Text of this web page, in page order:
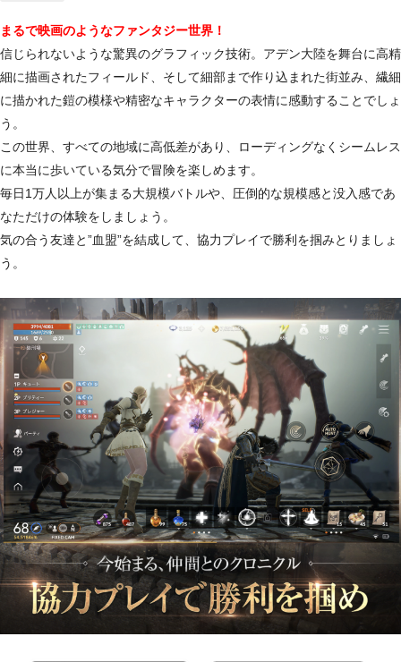
まるで映画のようなファンタジー世界！
信じられないような驚異のグラフィック技術。アデン大陸を舞台に高精
細に描画されたフィールド、そして細部まで作り込まれた街並み、繊細
に描かれた鎧の模様や精密なキャラクターの表情に感動することでしょ
う。
この世界、すべての地域に高低差があり、ローディングなくシームレス
に本当に歩いている気分で冒険を楽しめます。
毎日1万人以上が集まる大規模バトルや、圧倒的な規模感と没入感であ
なただけの体験をしましょう。
気の合う友達と”血盟”を結成して、協力プレイで勝利を掴みとりましょ
う。